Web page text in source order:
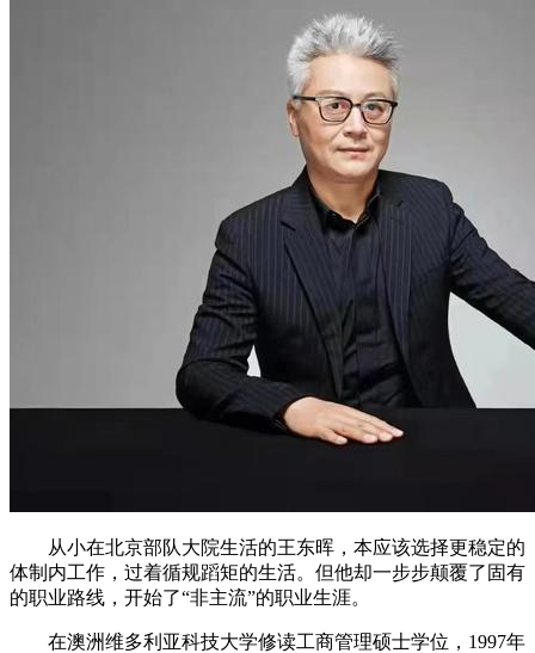
从小在北京部队大院生活的王东晖，本应该选择更稳定的
体制内工作，过着循规蹈矩的生活。但他却一步步颠覆了固有
的职业路线，开始了“非主流”的职业生涯。
在澳洲维多利亚科技大学修读工商管理硕士学位，1997年